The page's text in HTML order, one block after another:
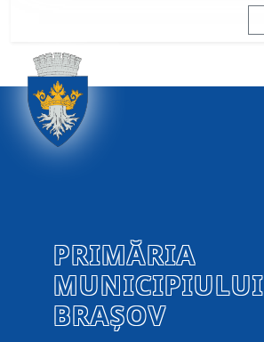
PRIMĂRIA
MUNICIPIULUI
BRAȘOV